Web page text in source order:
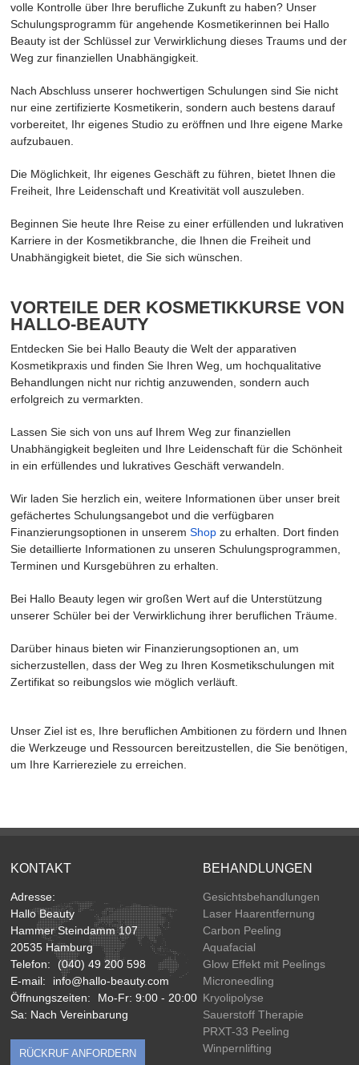
volle Kontrolle über Ihre berufliche Zukunft zu haben? Unser
Schulungsprogramm für angehende Kosmetikerinnen bei Hallo
Beauty ist der Schlüssel zur Verwirklichung dieses Traums und der
Weg zur finanziellen Unabhängigkeit.
Nach Abschluss unserer hochwertigen Schulungen sind Sie nicht
nur eine zertifizierte Kosmetikerin, sondern auch bestens darauf
vorbereitet, Ihr eigenes Studio zu eröffnen und Ihre eigene Marke
aufzubauen.
Die Möglichkeit, Ihr eigenes Geschäft zu führen, bietet Ihnen die
Freiheit, Ihre Leidenschaft und Kreativität voll auszuleben.
Beginnen Sie heute Ihre Reise zu einer erfüllenden und lukrativen
Karriere in der Kosmetikbranche, die Ihnen die Freiheit und
Unabhängigkeit bietet, die Sie sich wünschen.
VORTEILE DER KOSMETIKKURSE VON
HALLO-BEAUTY
Entdecken Sie bei Hallo Beauty die Welt der apparativen
Kosmetikpraxis und finden Sie Ihren Weg, um hochqualitative
Behandlungen nicht nur richtig anzuwenden, sondern auch
erfolgreich zu vermarkten.
Lassen Sie sich von uns auf Ihrem Weg zur finanziellen
Unabhängigkeit begleiten und Ihre Leidenschaft für die Schönheit
in ein erfüllendes und lukratives Geschäft verwandeln.
Wir laden Sie herzlich ein, weitere Informationen über unser breit
gefächertes Schulungsangebot und die verfügbaren
Finanzierungsoptionen in unseremShop zu erhalten. Dort finden
Sie detaillierte Informationen zu unseren Schulungsprogrammen,
Terminen und Kursgebühren zu erhalten.
Bei Hallo Beauty legen wir großen Wert auf die Unterstützung
unserer Schüler bei der Verwirklichung ihrer beruflichen Träume.
Darüber hinaus bieten wir Finanzierungsoptionen an, um
sicherzustellen, dass der Weg zu Ihren Kosmetikschulungen mit
Zertifikat so reibungslos wie möglich verläuft.
Unser Ziel ist es, Ihre beruflichen Ambitionen zu fördern und Ihnen
die Werkzeuge und Ressourcen bereitzustellen, die Sie benötigen,
um Ihre Karriereziele zu erreichen.
KONTAKT
Adresse:
Hallo Beauty
Hammer Steindamm 107
20535 Hamburg
Telefon:
(040) 49 200 598
E-mail:
info@hallo-beauty.com
Öffnungszeiten:
Mo-Fr: 9:00 - 20:00
Sa: Nach Vereinbarung
RÜCKRUF ANFORDERN
BEHANDLUNGEN
Gesichtsbehandlungen
Laser Haarentfernung
Carbon Peeling
Aquafacial
Glow Effekt mit Peelings
Microneedling
Kryolipolyse
Sauerstoff Therapie
PRXT-33 Peeling
Winpernlifting